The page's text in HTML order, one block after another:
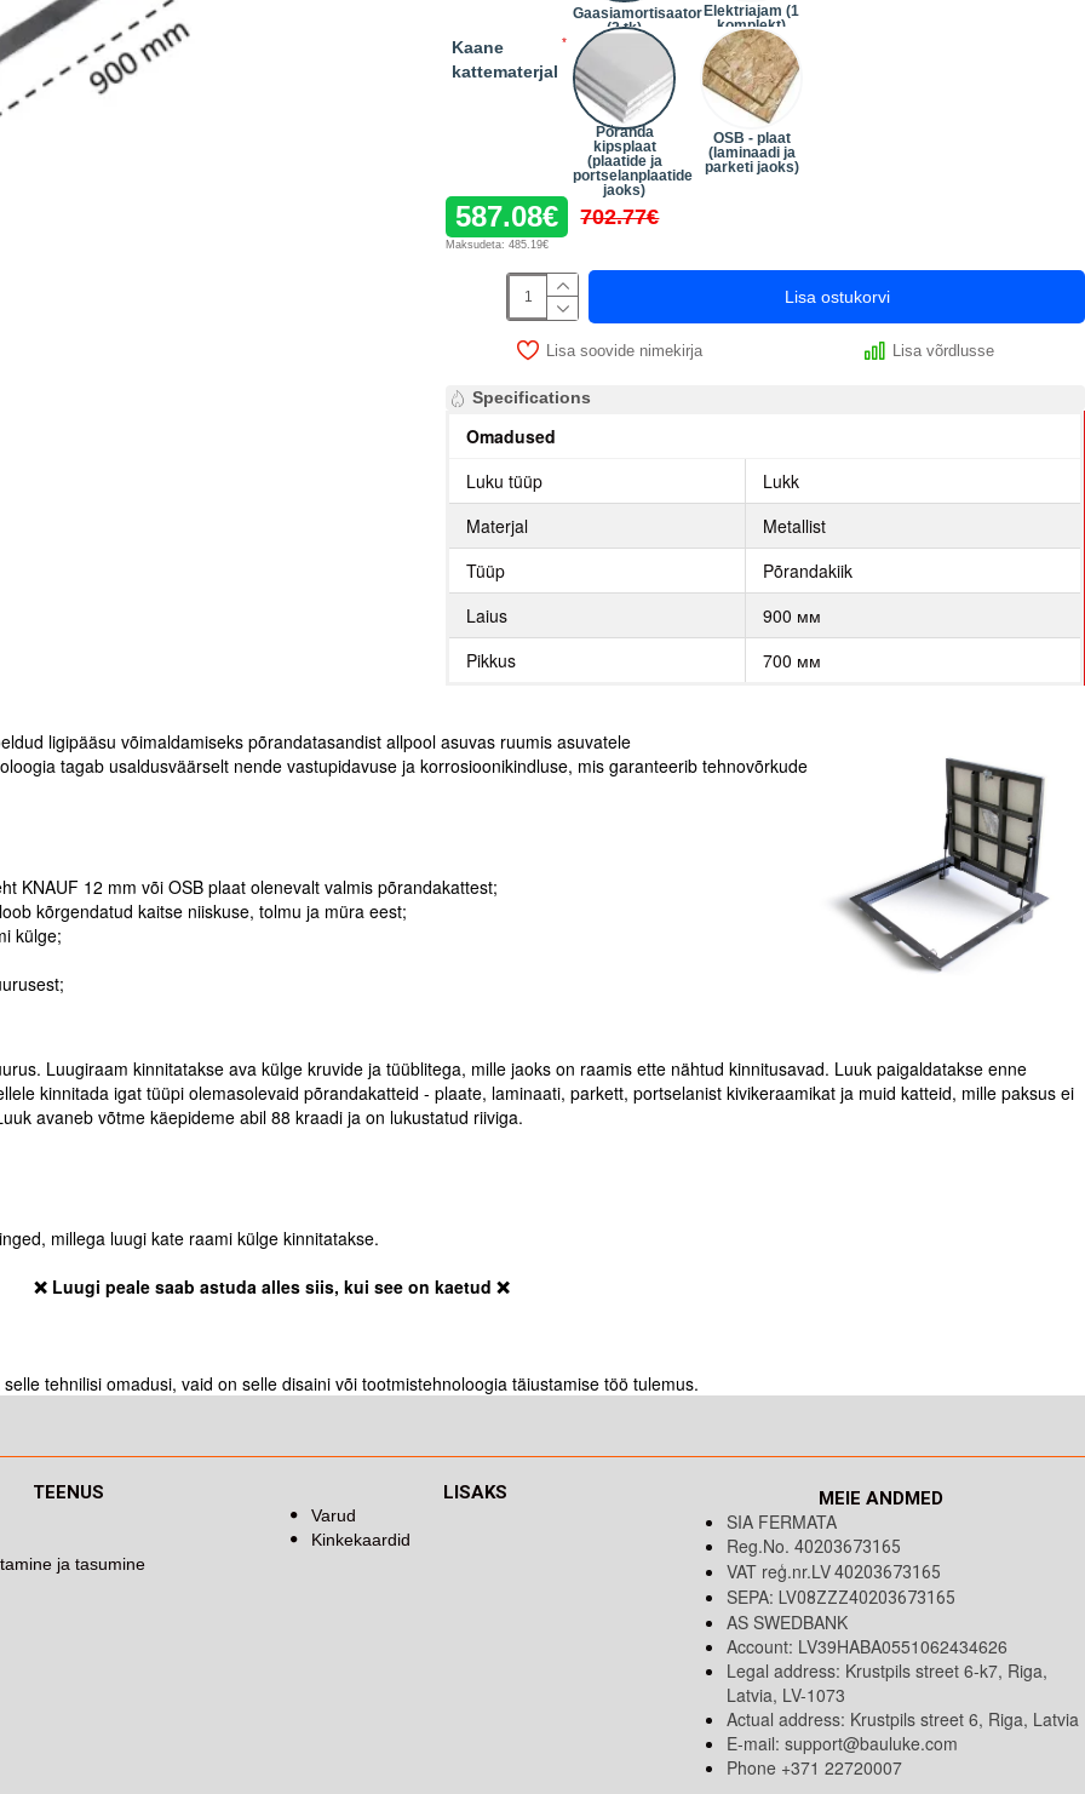
587.08€ 702.77€
Maksudeta: 485.19€
Gaasiamortisaator
(2 tk)
Elektriajam (1
komplekt)
(+242.00€)
Kaane
kattematerjal
Põranda
kipsplaat
(plaatide ja
portselanplaatide
jaoks)
OSB - plaat
(laminaadi ja
parketi jaoks)
Lisa ostukorvi
Lisa soovide nimekirja Lisa võrdlusse
Specifications
Omadused
Luku tüüp
Lukk
Materjal
Metallist
Tüüp
Põrandakiik
Laius
900 мм
Pikkus
700 мм
ligipääsu võimaldamiseks põrandatasandist allpool asuvas ruumis asuvatele
tagab usaldusväärselt nende vastupidavuse ja korrosioonikindluse, mis garanteerib tehnovõrkude
KNAUF 12 mm või OSB plaat olenevalt valmis põrandakattest;
kõrgendatud kaitse niiskuse, tolmu ja müra eest;
külge;
Luugiraam kinnitatakse ava külge kruvide ja tüüblitega, mille jaoks on raamis ette nähtud kinnitusavad. Luuk paigaldatakse enne
kinnitada igat tüüpi olemasolevaid põrandakatteid - plaate, laminaati, parkett, portselanist kivikeraamikat ja muid katteid, mille paksus ei
avaneb võtme käepideme abil 88 kraadi ja on lukustatud riiviga.
millega luugi kate raami külge kinnitatakse.
❌ Luugi peale saab astuda alles siis, kui see on kaetud ❌
tehnilisi omadusi, vaid on selle disaini või tootmistehnoloogia täiustamise töö tulemus.
TEENUS
ja tasumine
LISAKS
Varud
Kinkekaardid
MEIE ANDMED
SIA FERMATA
Reg.No. 40203673165
VAT reģ.nr.LV40203673165
SEPA: LV08ZZZ40203673165
AS SWEDBANK
Account: LV39HABA0551062434626
Legal address: Krustpils street 6-k7, Riga,
Latvia, LV-1073
Actual address: Krustpils street 6, Riga, Latvia
E-mail: support@bauluke.com
Phone +371 22720007